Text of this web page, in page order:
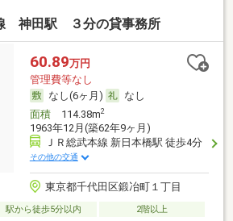
神田駅 ３分の貸事務所
60.89万円
管理費等なし
なし(6ヶ月)
なし
面積114.38m2
1963年12月(築62年9ヶ月)
ＪＲ総武本線 新日本橋駅 徒歩4分
その他の交通
東京都千代田区鍛冶町１丁目
駅から徒歩5分以内
2階以上